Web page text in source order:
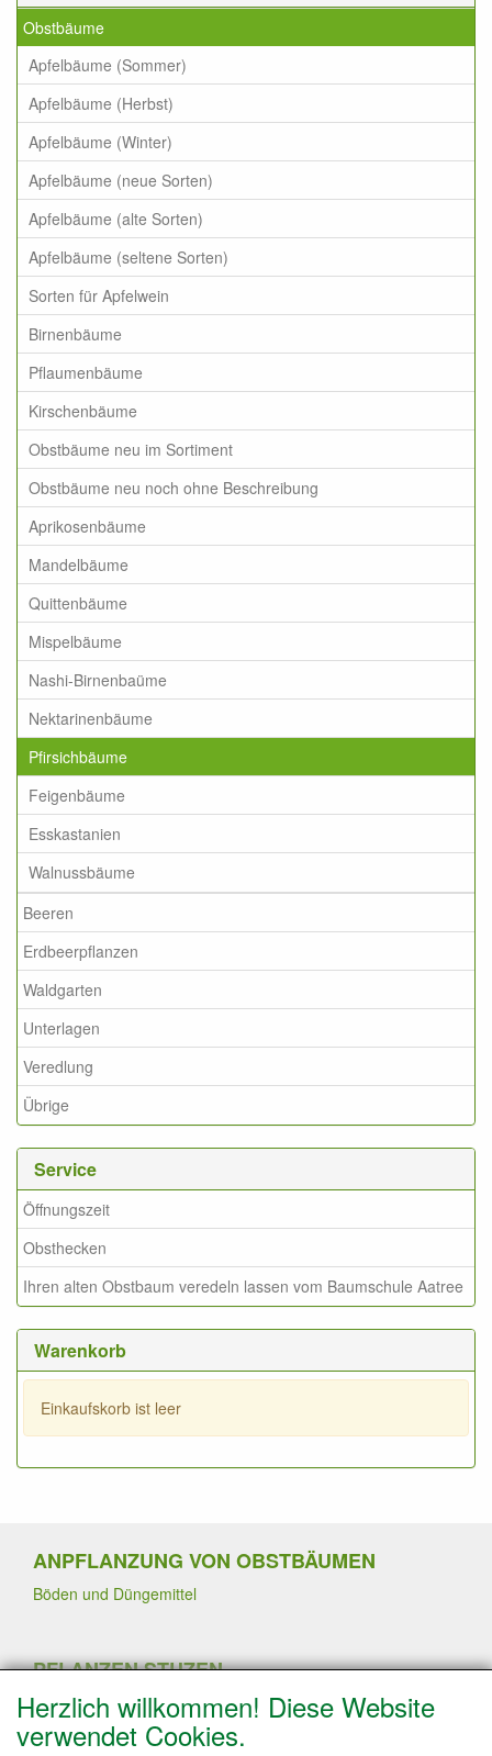
Obstbäume
Apfelbäume (Sommer)
Apfelbäume (Herbst)
Apfelbäume (Winter)
Apfelbäume (neue Sorten)
Apfelbäume (alte Sorten)
Apfelbäume (seltene Sorten)
Sorten für Apfelwein
Birnenbäume
Pflaumenbäume
Kirschenbäume
Obstbäume neu im Sortiment
Obstbäume neu noch ohne Beschreibung
Aprikosenbäume
Mandelbäume
Quittenbäume
Mispelbäume
Nashi-Birnenbaüme
Nektarinenbäume
Pfirsichbäume
Feigenbäume
Esskastanien
Walnussbäume
Beeren
Erdbeerpflanzen
Waldgarten
Unterlagen
Veredlung
Übrige
Service
Öffnungszeit
Obsthecken
Ihren alten Obstbaum veredeln lassen vom Baumschule Aatree
Warenkorb
Einkaufskorb ist leer
ANPFLANZUNG VON OBSTBÄUMEN
Böden und Düngemittel
PFLANZEN STUZEN
Sommerschnitt
Pflanzen von Erdbeerpflanzen
Winterschnitt
Herzlich willkommen! Diese Website
verwendet Cookies.